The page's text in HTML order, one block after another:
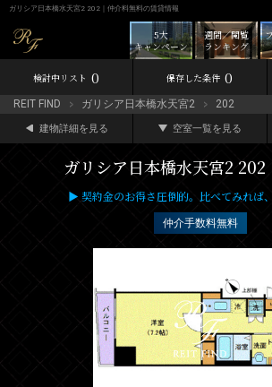
ガリシア日本橋水天宮2 202｜仲介料無料の賃貸情報
週間／閲覧
ランキング
5大
キャンペーン
検討中リスト 0 保存した条件 0
REIT FIND ガリシア日本橋水天宮2 202
建物詳細を見る 空室一覧を見る
ガリシア日本橋水天宮2 202
▶ 契約金のお得さ圧倒的。比べてみれば
仲介手数料無料